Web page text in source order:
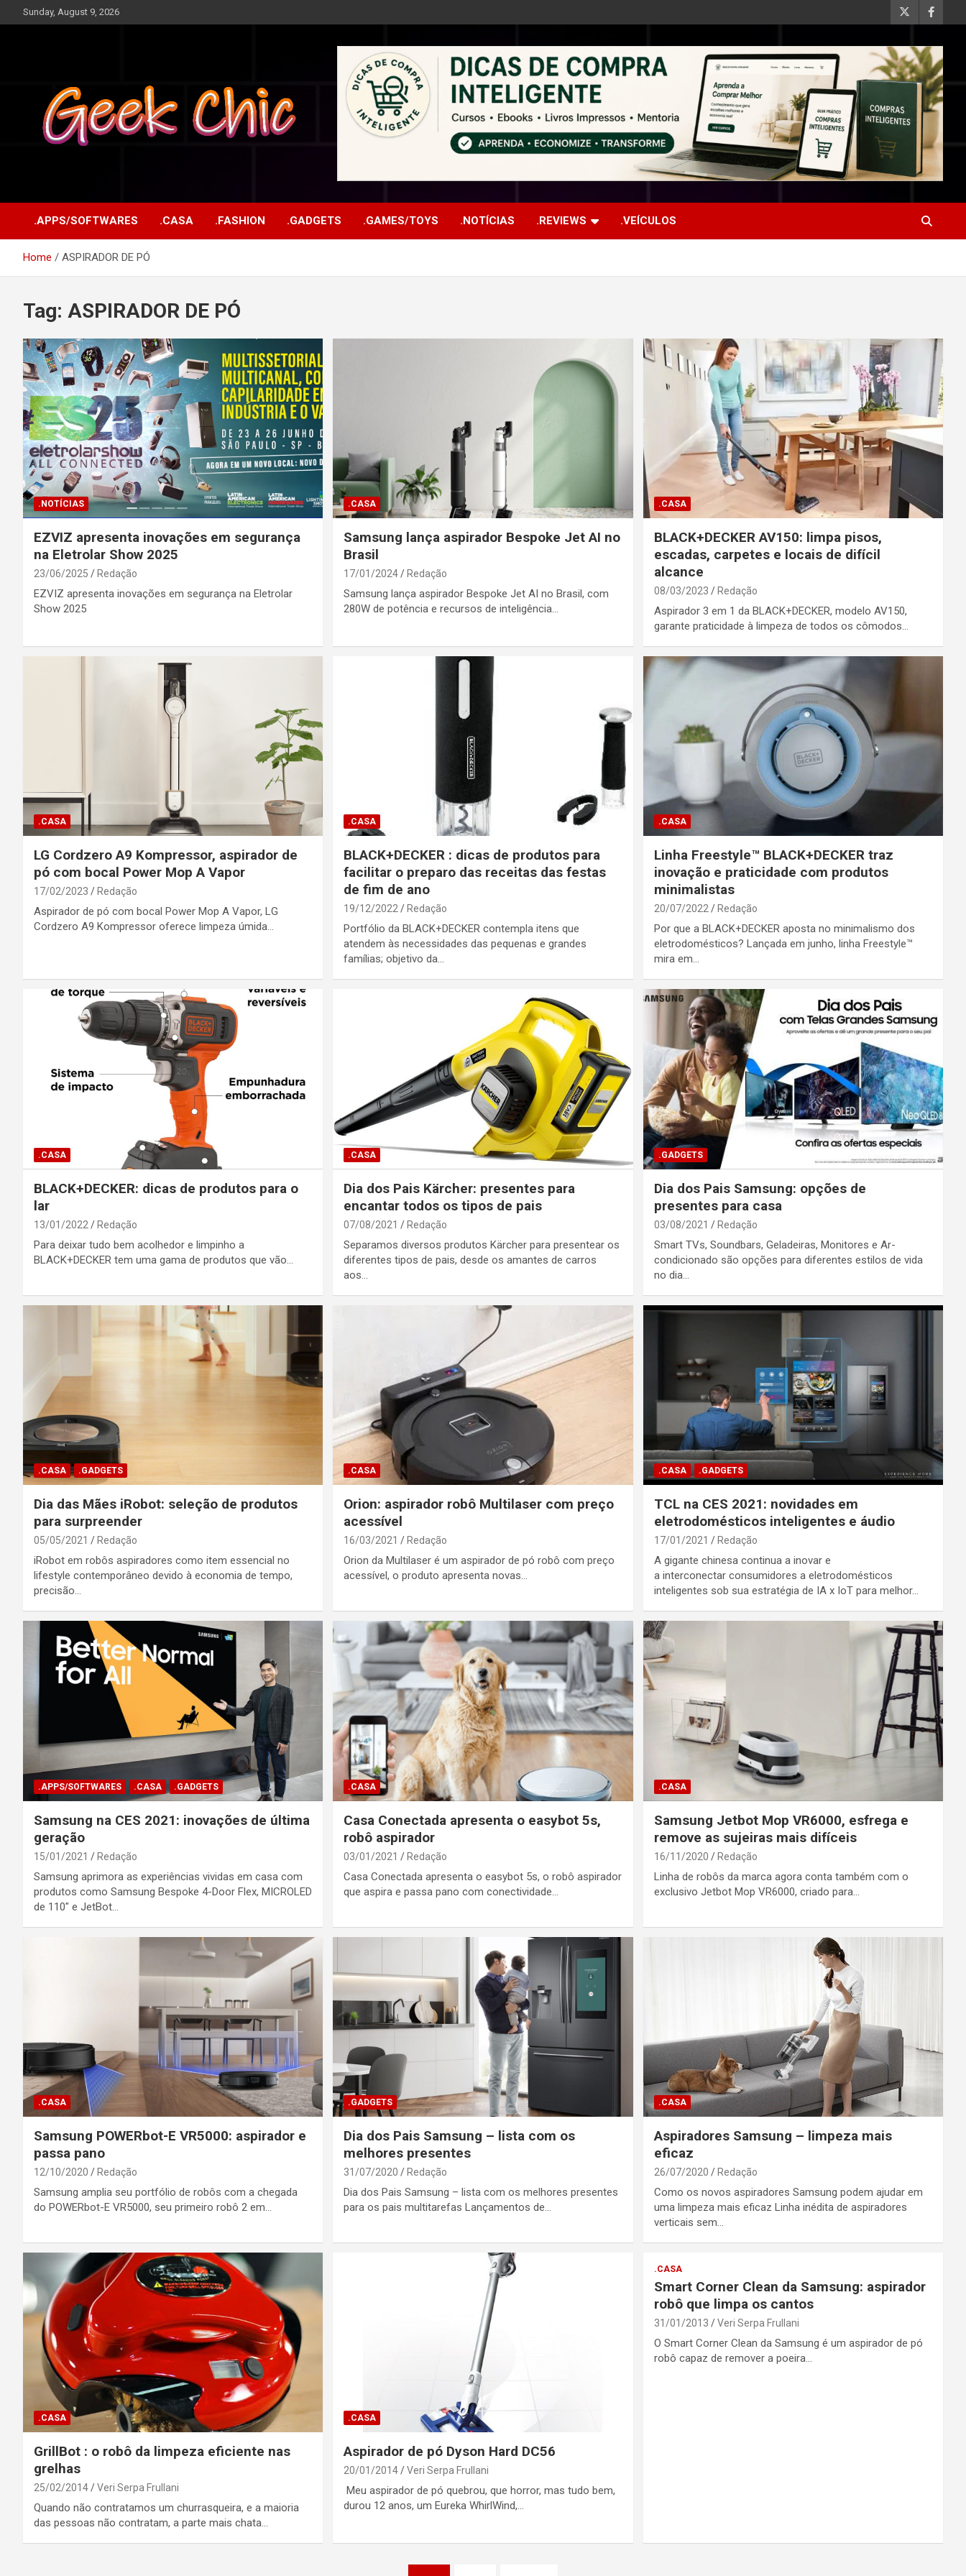
to
Sunday, August 9, 2026
.APPS/SOFTWARES .CASA .FASHION .GADGETS .GAMES/TOYS .NOTÍCIAS .REVIEWS .VEÍCULOS
Home ASPIRADOR DE PÓ
Tag: ASPIRADOR DE PÓ
.NOTÍCIAS
EZVIZ apresenta inovações em segurança
na Eletrolar Show 2025
23/06/2025 Redação
EZVIZ apresenta inovações em segurança na Eletrolar
Show 2025
.CASA
Samsung lança aspirador Bespoke Jet AI no
Brasil
17/01/2024 Redação
Samsung lança aspirador Bespoke Jet AI no Brasil, com
280W de potência e recursos de inteligência…
.CASA
BLACK+DECKER AV150: limpa pisos,
escadas, carpetes e locais de difícil
alcance
08/03/2023 Redação
Aspirador 3 em 1 da BLACK+DECKER, modelo AV150,
garante praticidade à limpeza de todos os cômodos…
.CASA
LG Cordzero A9 Kompressor, aspirador de
pó com bocal Power Mop A Vapor
17/02/2023 Redação
Aspirador de pó com bocal Power Mop A Vapor, LG
Cordzero A9 Kompressor oferece limpeza úmida…
.CASA
BLACK+DECKER : dicas de produtos para
facilitar o preparo das receitas das festas
de fim de ano
19/12/2022 Redação
Portfólio da BLACK+DECKER contempla itens que
atendem às necessidades das pequenas e grandes
famílias; objetivo da…
.CASA
Linha Freestyle™ BLACK+DECKER traz
inovação e praticidade com produtos
minimalistas
20/07/2022 Redação
Por que a BLACK+DECKER aposta no minimalismo dos
eletrodomésticos? Lançada em junho, linha Freestyle™
mira em…
.CASA
BLACK+DECKER: dicas de produtos para o
lar
13/01/2022 Redação
Para deixar tudo bem acolhedor e limpinho a
BLACK+DECKER tem uma gama de produtos que vão…
.CASA
Dia dos Pais Kärcher: presentes para
encantar todos os tipos de pais
07/08/2021 Redação
Separamos diversos produtos Kärcher para presentear os
diferentes tipos de pais, desde os amantes de carros
aos…
.GADGETS
Dia dos Pais Samsung: opções de
presentes para casa
03/08/2021 Redação
Smart TVs, Soundbars, Geladeiras, Monitores e Ar-
condicionado são opções para diferentes estilos de vida
no dia…
.CASA .GADGETS
Dia das Mães iRobot: seleção de produtos
para surpreender
05/05/2021 Redação
iRobot em robôs aspiradores como item essencial no
lifestyle contemporâneo devido à economia de tempo,
precisão…
.CASA
Orion: aspirador robô Multilaser com preço
acessível
16/03/2021 Redação
Orion da Multilaser é um aspirador de pó robô com preço
acessível, o produto apresenta novas…
.CASA .GADGETS
TCL na CES 2021: novidades em
eletrodomésticos inteligentes e áudio
17/01/2021 Redação
A gigante chinesa continua a inovar e
a interconectar consumidores a eletrodomésticos
inteligentes sob sua estratégia de IA x IoT para melhor…
.APPS/SOFTWARES .CASA .GADGETS
Samsung na CES 2021: inovações de última
geração
15/01/2021 Redação
Samsung aprimora as experiências vividas em casa com
produtos como Samsung Bespoke 4-Door Flex, MICROLED
de 110″ e JetBot…
.CASA
Casa Conectada apresenta o easybot 5s,
robô aspirador
03/01/2021 Redação
Casa Conectada apresenta o easybot 5s, o robô aspirador
que aspira e passa pano com conectividade…
.CASA
Samsung Jetbot Mop VR6000, esfrega e
remove as sujeiras mais difíceis
16/11/2020 Redação
Linha de robôs da marca agora conta também com o
exclusivo Jetbot Mop VR6000, criado para…
.CASA
Samsung POWERbot-E VR5000: aspirador e
passa pano
12/10/2020 Redação
Samsung amplia seu portfólio de robôs com a chegada
do POWERbot-E VR5000, seu primeiro robô 2 em…
.GADGETS
Dia dos Pais Samsung – lista com os
melhores presentes
31/07/2020 Redação
Dia dos Pais Samsung – lista com os melhores presentes
para os pais multitarefas Lançamentos de…
.CASA
Aspiradores Samsung – limpeza mais
eficaz
26/07/2020 Redação
Como os novos aspiradores Samsung podem ajudar em
uma limpeza mais eficaz Linha inédita de aspiradores
verticais sem…
.CASA
GrillBot : o robô da limpeza eficiente nas
grelhas
25/02/2014 Veri Serpa Frullani
Quando não contratamos um churrasqueira, e a maioria
das pessoas não contratam, a parte mais chata…
.CASA
Aspirador de pó Dyson Hard DC56
20/01/2014 Veri Serpa Frullani
Meu aspirador de pó quebrou, que horror, mas tudo bem,
durou 12 anos, um Eureka WhirlWind,…
.CASA
Smart Corner Clean da Samsung: aspirador
robô que limpa os cantos
31/01/2013 Veri Serpa Frullani
O Smart Corner Clean da Samsung é um aspirador de pó
robô capaz de remover a poeira…